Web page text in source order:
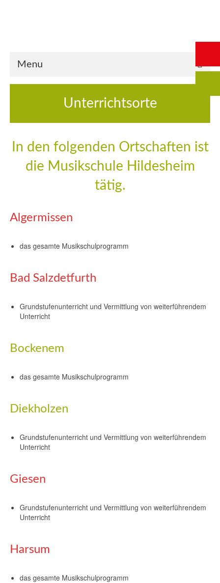
Menu
Unterrichtsorte
In den folgenden Ortschaften ist
die Musikschule Hildesheim
tätig.
Algermissen
das gesamte Musikschulprogramm
Bad Salzdetfurth
Grundstufenunterricht und Vermittlung von weiterführendem
Unterricht
Bockenem
das gesamte Musikschulprogramm
Diekholzen
Grundstufenunterricht und Vermittlung von weiterführendem
Unterricht
Giesen
Grundstufenunterricht und Vermittlung von weiterführendem
Unterricht
Harsum
das gesamte Musikschulprogramm